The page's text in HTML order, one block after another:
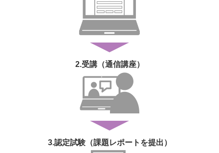
2.受講（通信講座）
3.認定試験（課題レポートを提出）